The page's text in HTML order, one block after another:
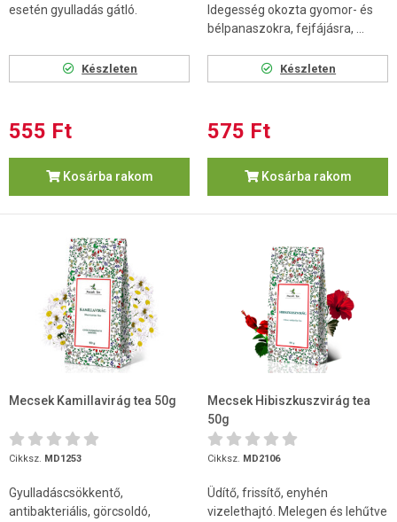
esetén gyulladás gátló.
Készleten
555 Ft
Kosárba rakom
Idegesség okozta gyomor- és
bélpanaszokra, fejfájásra, ...
Készleten
575 Ft
Kosárba rakom
Mecsek Kamillavirág tea 50g
Cikksz. MD1253
Gyulladáscsökkentő,
antibakteriális, görcsoldó,
Mecsek Hibiszkuszvirág tea
50g
Cikksz. MD2106
Üdítő, frissítő, enyhén
vizelethajtó. Melegen és lehűtve